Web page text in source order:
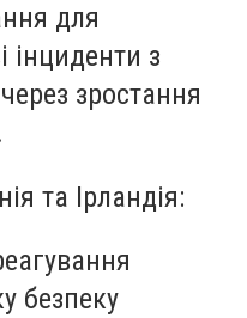
для
інциденти з
зростання
та Ірландія:
безпеку